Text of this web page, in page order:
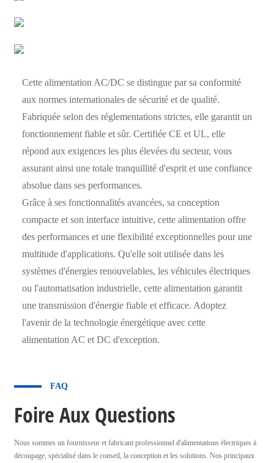
Cette alimentation AC/DC se distingue par sa conformité
aux normes internationales de sécurité et de qualité.
Fabriquée selon des réglementations strictes, elle garantit un
fonctionnement fiable et sûr. Certifiée CE et UL, elle
répond aux exigences les plus élevées du secteur, vous
assurant ainsi une totale tranquillité d'esprit et une confiance
absolue dans ses performances.
Grâce à ses fonctionnalités avancées, sa conception
compacte et son interface intuitive, cette alimentation offre
des performances et une flexibilité exceptionnelles pour une
multitude d'applications. Qu'elle soit utilisée dans les
systèmes d'énergies renouvelables, les véhicules électriques
ou l'automatisation industrielle, cette alimentation garantit
une transmission d'énergie fiable et efficace. Adoptez
l'avenir de la technologie énergétique avec cette
alimentation AC et DC d'exception.
FAQ
Foire Aux Questions
Nous sommes un fournisseur et fabricant professionnel d'alimentations électriques à
découpage, spécialisé dans le conseil, la conception et les solutions. Nos principaux